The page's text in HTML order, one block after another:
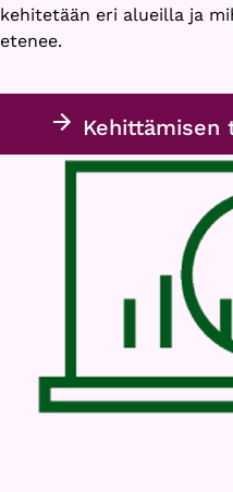
kehitetään eri alueilla ja
etenee.
Kehittämisen